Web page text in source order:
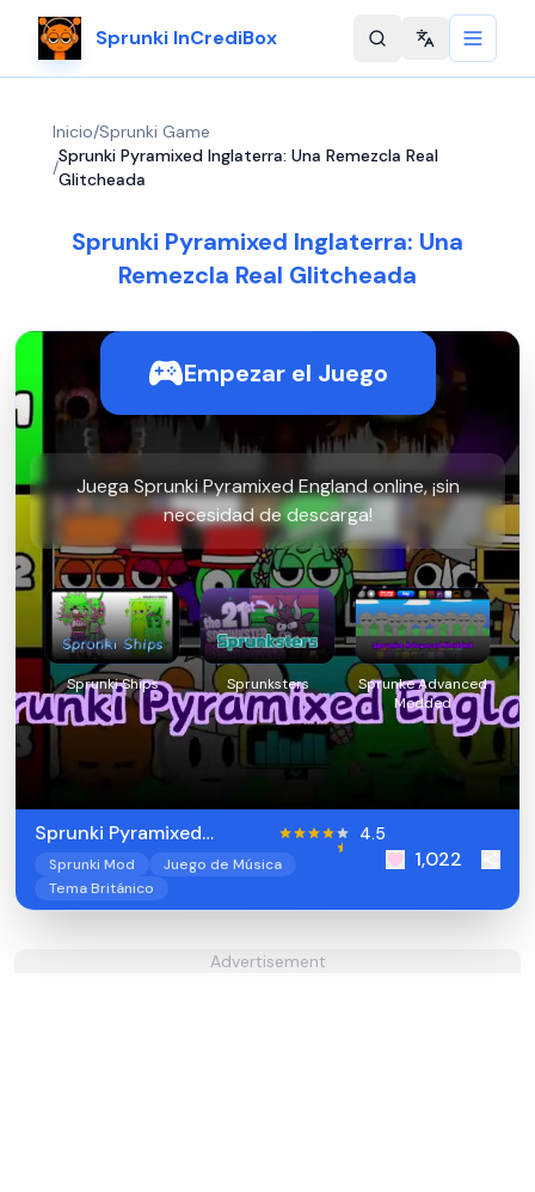
Sprunki InCrediBox Change
Inicio/Sprunki Game
/
Sprunki Pyramixed Inglaterra: Una Remezcla Real
Glitcheada
Sprunki Pyramixed Inglaterra: Una
Remezcla Real Glitcheada
Empezar el Juego
Juega Sprunki Pyramixed England online, ¡sin
necesidad de descarga!
Sprunki Ships Sprunksters
Sprunke Advanced
Modded
Sprunki Pyramixed
England
4.5
Sprunki Mod
Juego de Música
Tema Británico
1,022
Advertisement